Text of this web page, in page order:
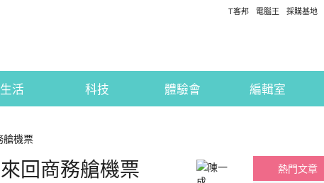
T客邦 電腦王 採購基地
生活 科技 體驗會 編輯室
艙機票
回商務艙機票 熱門文章